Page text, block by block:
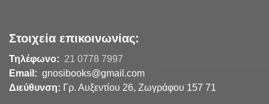
Στοιχεία επικοινωνίας:
Τηλέφωνο: 21 0778 7997
Email: gnosibooks@gmail.com
Διεύθυνση: Γρ. Αυξεντίου 26, Ζωγράφου 157 71